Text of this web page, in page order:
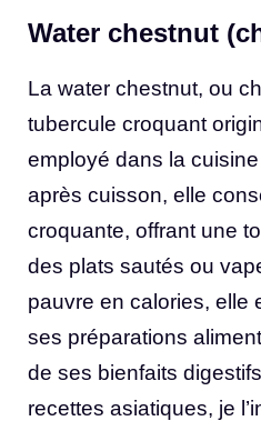
Water chestnut
La water chestnut, ou
tubercule croquant
employé dans la
après cuisson, elle
croquante, offrant une
des plats sautés ou
pauvre en calories, elle
ses préparations
de ses bienfaits
recettes asiatiques, je